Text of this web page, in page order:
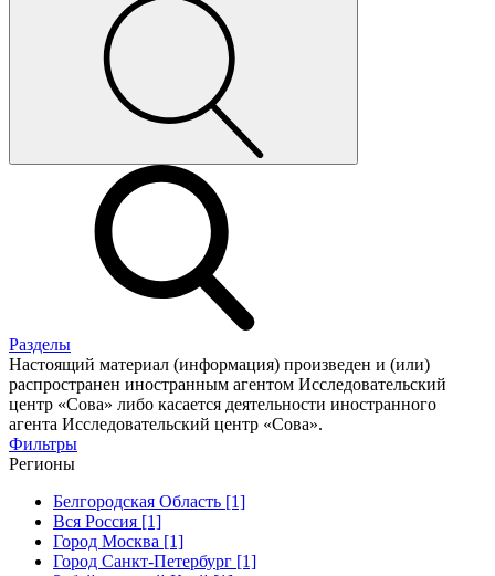
Разделы
Настоящий материал (информация) произведен и (или)
распространен иностранным агентом Исследовательский
центр «Сова» либо касается деятельности иностранного
агента Исследовательский центр «Сова».
Фильтры
Регионы
Белгородская Область [1]
Вся Россия [1]
Город Москва [1]
Город Санкт-Петербург [1]